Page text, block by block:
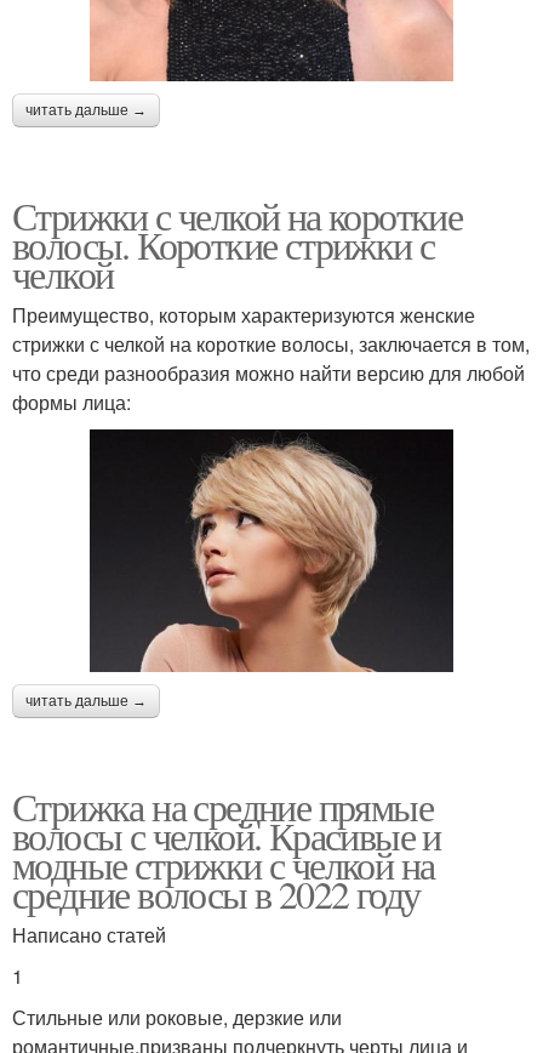
читать дальше →
Стрижки с челкой на короткие
волосы. Короткие стрижки с
челкой
Преимущество, которым характеризуются женские
стрижки с челкой на короткие волосы, заключается в том,
что среди разнообразия можно найти версию для любой
формы лица:
читать дальше →
Стрижка на средние прямые
волосы с челкой. Красивые и
модные стрижки с челкой на
средние волосы в 2022 году
Написано статей
1
Стильные или роковые, дерзкие или
романтичные,призваны подчеркнуть черты лица и